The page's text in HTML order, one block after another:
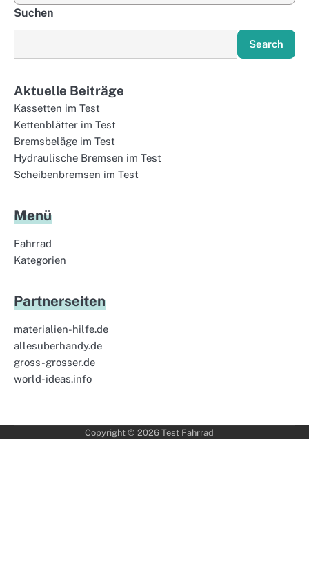
Suchen
Search
Aktuelle Beiträge
Kassetten im Test
Kettenblätter im Test
Bremsbeläge im Test
Hydraulische Bremsen im Test
Scheibenbremsen im Test
Menü
Fahrrad
Kategorien
Partnerseiten
materialien-hilfe.de
allesuberhandy.de
gross-grosser.de
world-ideas.info
Copyright © 2026 Test Fahrrad